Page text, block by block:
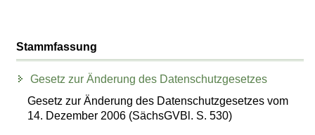
Stammfassung
Gesetz zur Änderung des Datenschutzgesetzes
Gesetz zur Änderung des Datenschutzgesetzes vom
14. Dezember 2006 (SächsGVBl. S. 530)